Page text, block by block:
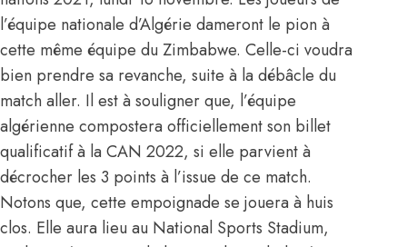
l’équipe nationale d’Algérie dameront le pion à
cette même équipe du Zimbabwe. Celle-ci voudra
bien prendre sa revanche, suite à la débâcle du
match aller. Il est à souligner que, l’équipe
algérienne compostera officiellement son billet
qualificatif à la CAN 2022, si elle parvient à
décrocher les 3 points à l’issue de ce match.
Notons que, cette empoignade se jouera à huis
clos. Elle aura lieu au National Sports Stadium,